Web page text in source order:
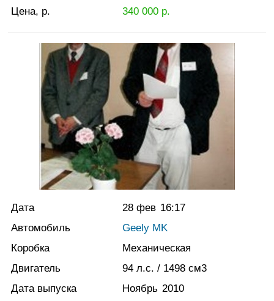
Цена, р. 340 000р.
Дата 28 фев 16:17
Автомобиль
Geely MK
Коробка
Механическая
Двигатель
94 л.с. / 1498 см3
Дата выпуска
Ноябрь 2010